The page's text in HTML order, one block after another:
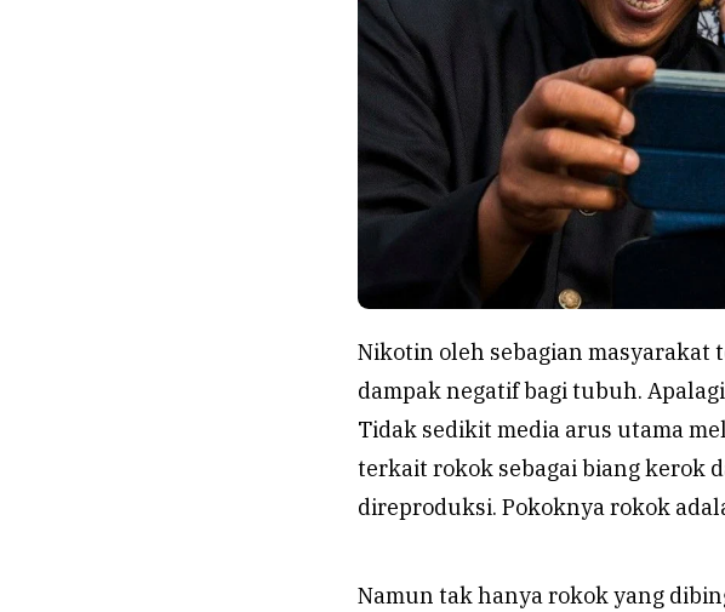
Nikotin oleh sebagian masyarakat
dampak negatif bagi tubuh.
Tidak sedikit media arus utama
terkait rokok sebagai biang kerok
direproduksi. Pokoknya rokok
Namun tak hanya rokok yang